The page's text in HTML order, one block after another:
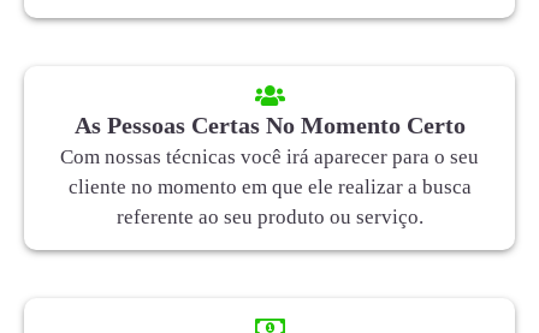
As Pessoas Certas No Momento Certo
Com nossas técnicas você irá aparecer para o seu
cliente no momento em que ele realizar a busca
referente ao seu produto ou serviço.